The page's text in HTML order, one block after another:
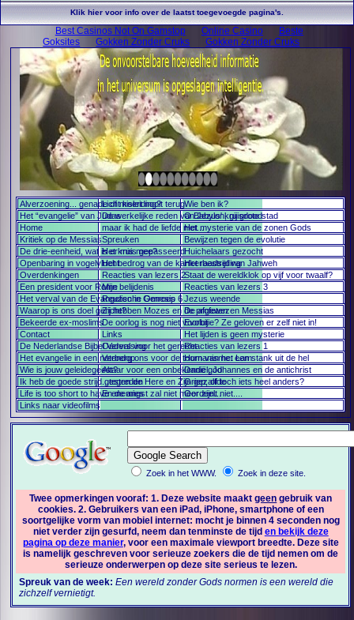
Best Casinos Not On Gamstop Online Casino
Beste
Goksites
Gokken Zonder Cruks Gokken Zonder Cruks
Alverzoening... genade of misleiding?
Licht keert nooit terugWie ben ik?
Het “evangelie” van JudasDe werkelijke reden van Jezus' kruisdood
O Babylon, gij grote stad
Home
maar ik had de liefde niet...Het mysterie van de zonen Gods
Kritiek op de MessiasSpreuken
Bewijzen tegen de evolutie
De drie-eenheid, wat is er mis mee?
Het kruis gepasseerdHuichelaars gezocht
Openbaring in vogelvluchtHet bedrog van de kankerbestrijding
Het raadsel van Jahweh
Overdenkingen
Reacties van lezers 2Staat de wereldklok op vijf voor twaalf?
Een president voor RomeMijn belijdenis
Reacties van lezers 3
Het verval van de Evangelische Omroep
Reuzen in Genesis 6Jezus weende
Waarop is ons doel gericht?Zij hebben Mozes en de profetenDe afgewezen Messias
Bekeerde ex-moslimsDe oorlog is nog niet voorbijEvolutie? Ze geloven er zelf niet in!
Contact
Links
Het lijden is geen mysterie
De Nederlandse Bijbel VervalsingOuders voor het gerechtReacties van lezers 1
Het evangelie in een notendopVerberg ons voor de toorn van het Lam
Humanisme: een stank uit de hel
Wie is jouw geleidegeest?Altaar voor een onbekende godDaniël, Johannes en de antichrist
Ik heb de goede strijd gestreden...tegen de Here en Zijn gezalfdeGriep, of toch iets heel anders?
Life is too short to have enemiesEn de angst zal niet meer zijn...
Oordeelt niet....
Links naar videofilms
Zoek in het WWW. Zoek in deze site.
Twee opmerkingen vooraf: 1. Deze website maaktgeen gebruik van
cookies. 2. Gebruikers van een iPad, iPhone, smartphone of een
soortgelijke vorm van mobiel internet: mocht je binnen 4 seconden nog
niet verder zijn gesurfd, neem dan tenminste de tijd en bekijk deze
pagina op deze manier, voor een maximale viewport breedte. Deze site
is namelijk geschreven voor serieuze zoekers die de tijd nemen om de
serieuze onderwerpen op deze site serieus te lezen.
Spreuk van de week: Een wereld zonder Gods normen is een wereld die
zichzelf vernietigt.
Klik hier voor info over de laatst toegevoegde pagina's.